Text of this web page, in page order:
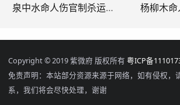
泉中水命人伤官制杀运势解析 会有好姻缘吗
Copyright © 2019 紫微府 版权所有 粤ICP备
免责声明：本站部分资源来源于网络，如有侵权，
系，我们将会尽快处理，谢谢